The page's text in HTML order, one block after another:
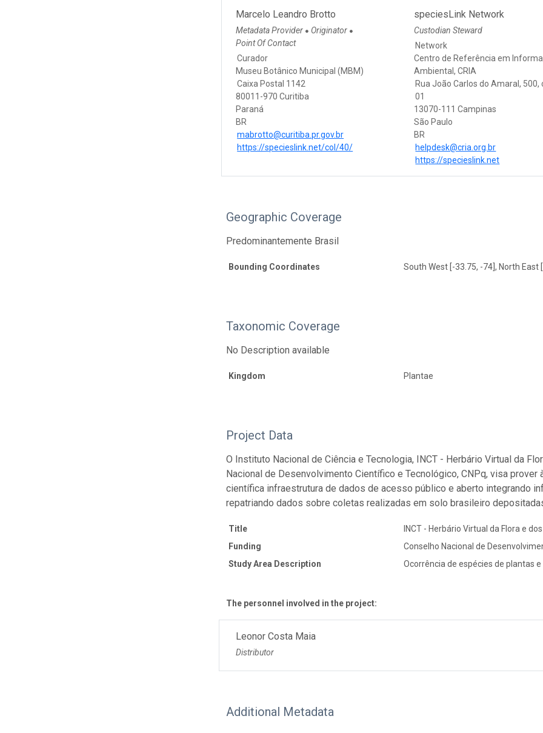
Marcelo Leandro Brotto
Metadata Provider ● Originator ●
Point Of Contact
Curador
Museu Botânico Municipal (MBM)
Caixa Postal 1142
80011-970 Curitiba
Paraná
BR
mabrotto@curitiba.pr.gov.br
https://specieslink.net/col/40/
speciesLink Network
Custodian Steward
Network
Centro de Referência em
Ambiental, CRIA
Rua João Carlos do Amaral, 500,
01
13070-111 Campinas
São Paulo
BR
helpdesk@cria.org.br
https://specieslink.net
Geographic Coverage
Predominantemente Brasil
Bounding Coordinates South West [-33.75, -74], North East
Taxonomic Coverage
No Description available
Kingdom Plantae
Project Data
O Instituto Nacional de Ciência e Tecnologia, INCT - Herbário Virtual da
Nacional de Desenvolvimento Científico e Tecnológico, CNPq, visa
científica infraestrutura de dados de acesso público e aberto integrando
repatriando dados sobre coletas realizadas em solo brasileiro
Title
INCT - Herbário Virtual da Flora e
Funding
Conselho Nacional de
Study Area Description
Ocorrência de espécies de plantas e
The personnel involved in the project:
Leonor Costa Maia
Distributor
Additional Metadata